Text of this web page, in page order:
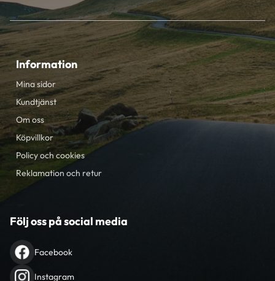
Information
Mina sidor
Kundtjänst
Om oss
Köpvillkor
Policy och cookies
Reklamation och retur
Följ oss på social media
Facebook
Instagram